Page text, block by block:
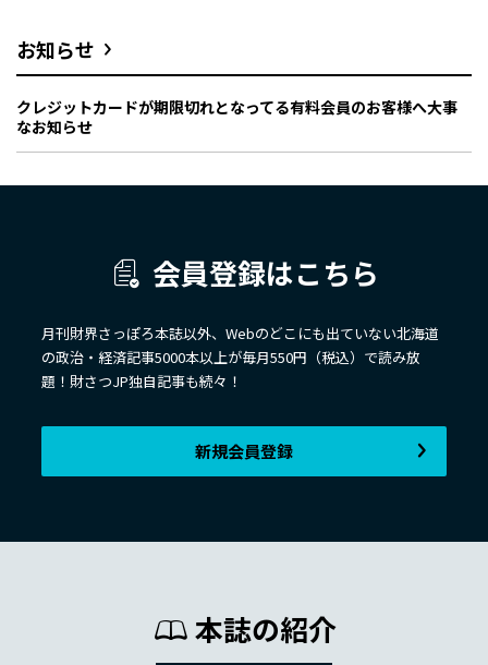
お知らせ
クレジットカードが期限切れとなってる有料会員のお客様へ大事
なお知らせ
会員登録はこちら
月刊財界さっぽろ本誌以外、Webのどこにも出ていない北海道
の政治・経済記事5000本以上が毎月550円（税込）で読み放
題！財さつJP独自記事も続々！
新規会員登録
本誌の紹介